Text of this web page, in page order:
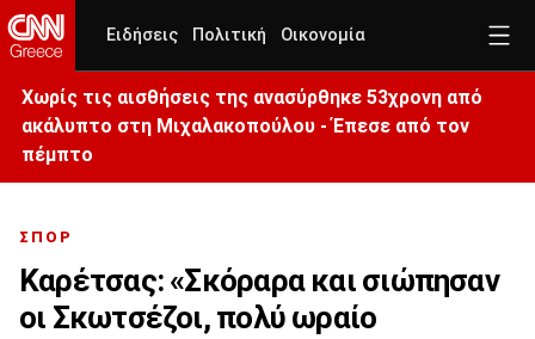
Ειδήσεις Πολιτική Οικονομία
Χωρίς τις αισθήσεις της ανασύρθηκε 53χρονη από
ακάλυπτο στη Μιχαλακοπούλου - Έπεσε από τον
πέμπτο
ΣΠΟΡ
Καρέτσας: «Σκόραρα και σιώπησαν
οι Σκωτσέζοι, πολύ ωραίο